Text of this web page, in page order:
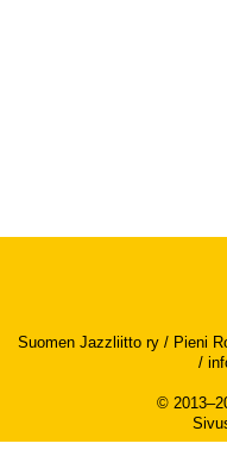
Suomen Jazzliitto ry / Pieni
/
©